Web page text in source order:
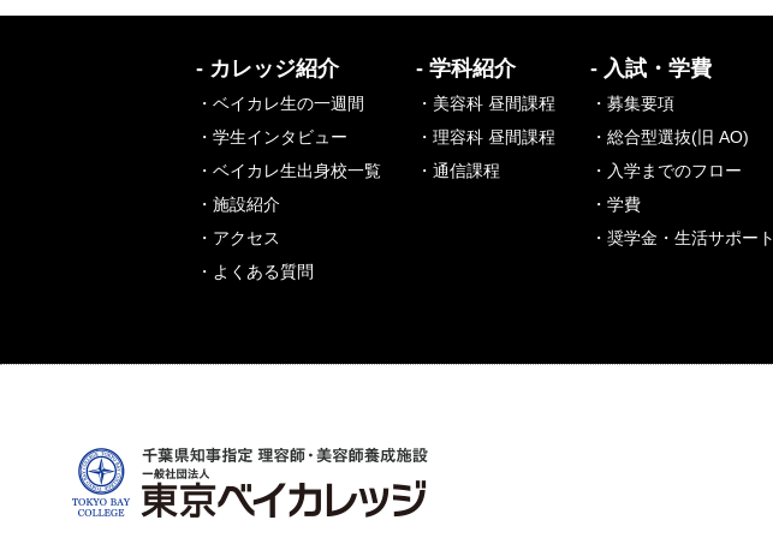
- カレッジ紹介
・ベイカレ生の一週間
・学生インタビュー
・ベイカレ生出身校一覧
・施設紹介
・アクセス
・よくある質問
- 学科紹介
・美容科 昼間課程
・理容科 昼間課程
・通信課程
- 入試・学費
・募集要項
・総合型選抜(旧 AO)
・入学までのフロー
・学費
・奨学金・生活サポート